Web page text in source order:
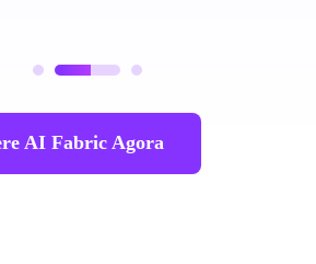
AI Fabric Agora